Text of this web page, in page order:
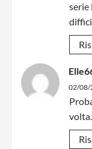
serie
02/08/